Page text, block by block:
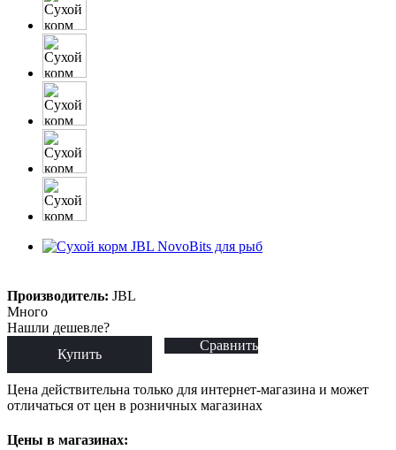
Производитель: JBL
Много
Нашли дешевле?
Купить
Сравнить
Цена действительна только для интернет-магазина и может
отличаться от цен в розничных магазинах
Цены в магазинах: